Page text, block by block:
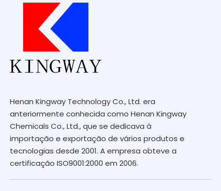
Henan Kingway Technology Co., Ltd. era
anteriormente conhecida como Henan Kingway
Chemicals Co., Ltd., que se dedicava à
importação e exportação de vários produtos e
tecnologias desde 2001. A empresa obteve a
certificação ISO9001:2000 em 2006.